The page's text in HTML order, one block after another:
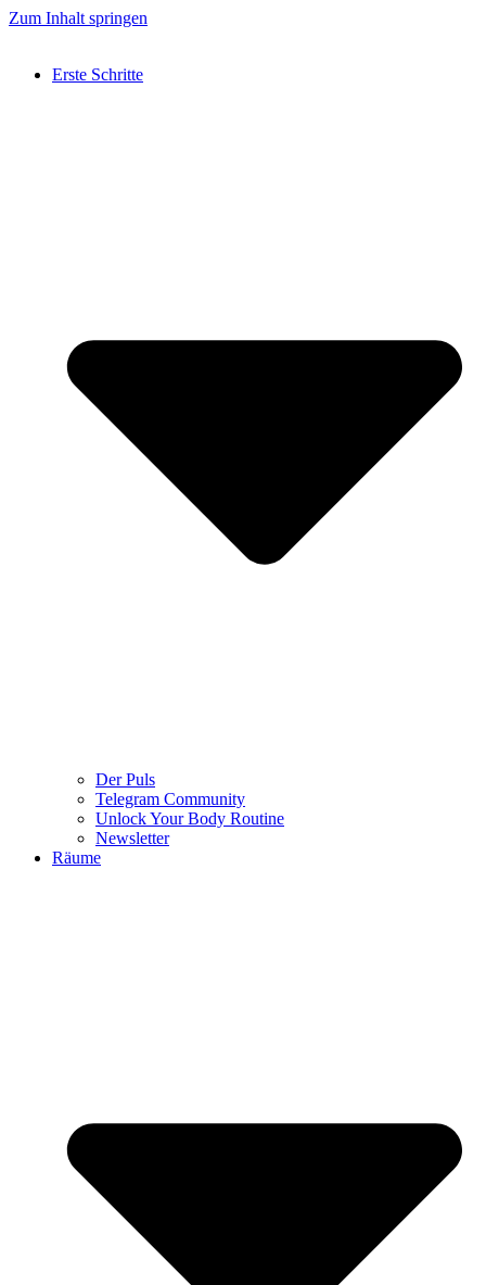
Zum Inhalt springen
Erste Schritte
Der Puls
Telegram Community
Unlock Your Body Routine
Newsletter
Räume